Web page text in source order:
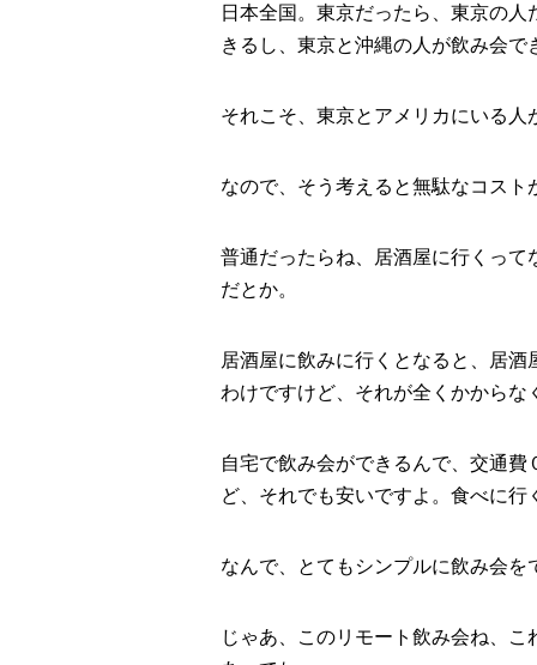
日本全国。東京だったら、東京の
きるし、東京と沖縄の人が飲み会で
それこそ、東京とアメリカにいる
なので、そう考えると無駄なコスト
普通だったらね、居酒屋に行くっ
だとか。
居酒屋に飲みに行くとなると、居
わけですけど、それが全くかからな
自宅で飲み会ができるんで、交通
ど、それでも安いですよ。食べに行
なんで、とてもシンプルに飲み会を
じゃあ、このリモート飲み会ね、